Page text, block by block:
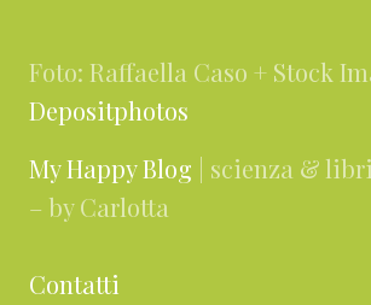
Foto: Raffaella Caso + Stock
Depositphotos
My Happy Blog | scienza &
– by Carlotta
Contatti